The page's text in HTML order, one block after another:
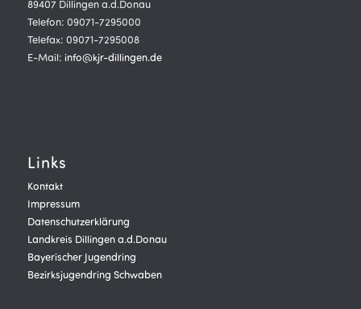
89407 Dillingen a.d.Donau
Telefon: 09071-7295000
Telefax: 09071-7295008
E-Mail: info@kjr-dillingen.de
Links
Kontakt
Impressum
Datenschutzerklärung
Landkreis Dillingen a.d.Donau
Bayerischer Jugendring
Bezirksjugendring Schwaben